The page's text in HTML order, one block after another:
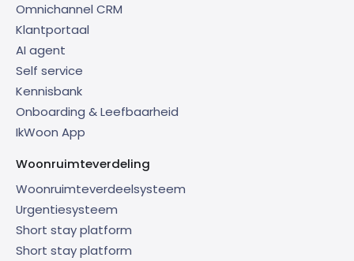
Omnichannel CRM
Klantportaal
AI agent
Self service
Kennisbank
Onboarding & Leefbaarheid
IkWoon App
Woonruimteverdeling
Woonruimteverdeelsysteem
Urgentiesysteem
Short stay platform
Short stay platform